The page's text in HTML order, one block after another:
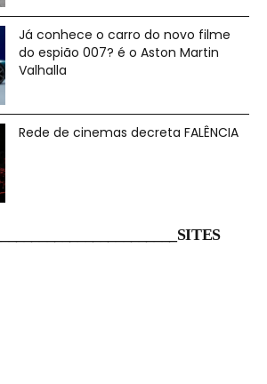
Já conhece o carro do novo filme
do espião 007? é o Aston Martin
Valhalla
Rede de cinemas decreta FALÊNCIA